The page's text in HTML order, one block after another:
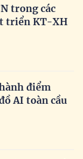
trong các
triển KT-XH
điểm
AI toàn cầu